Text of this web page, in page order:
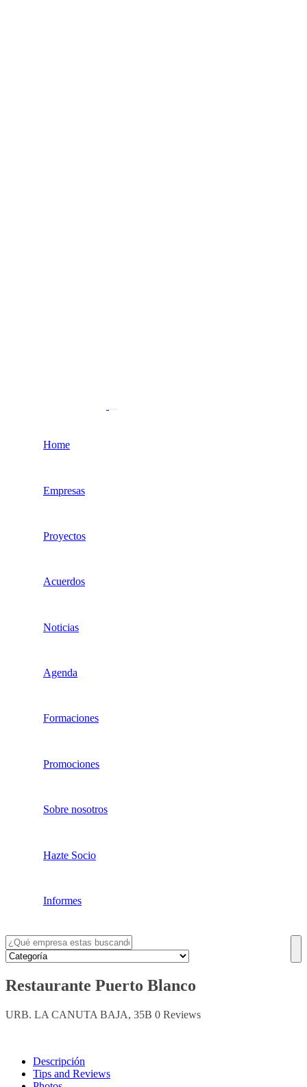
Home
Empresas
Proyectos
Acuerdos
Noticias
Agenda
Formaciones
Promociones
Sobre nosotros
Hazte Socio
Informes
Restaurante Puerto Blanco
URB. LA CANUTA BAJA, 35B 0 Reviews
Descripción
Tips and Reviews